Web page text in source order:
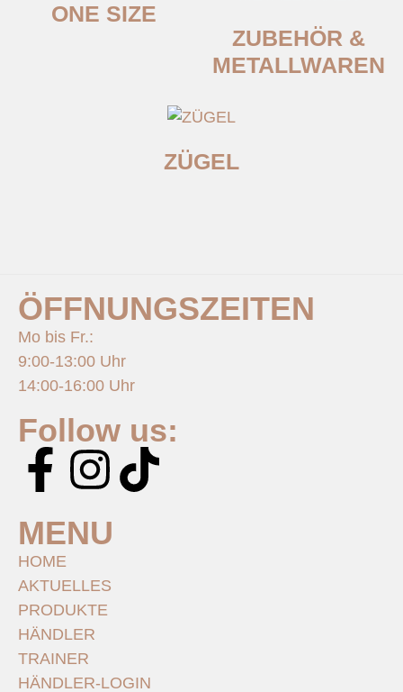
ONE SIZE
ZUBEHÖR &
METALLWAREN
ZÜGEL
ÖFFNUNGSZEITEN
Mo bis Fr.:
9:00-13:00 Uhr
14:00-16:00 Uhr
Follow us:
MENU
HOME
AKTUELLES
PRODUKTE
HÄNDLER
TRAINER
HÄNDLER-LOGIN